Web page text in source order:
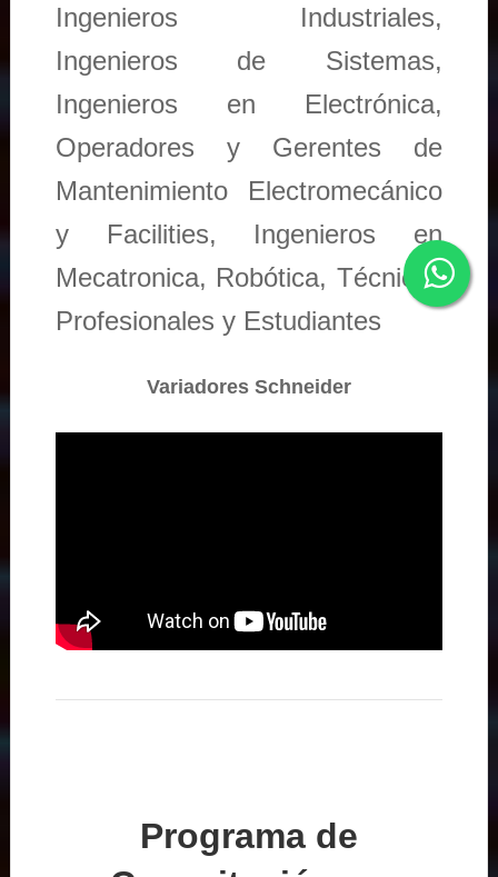
Ingenieros Industriales,
Ingenieros de Sistemas,
Ingenieros en Electrónica,
Operadores y Gerentes de
Mantenimiento Electromecánico
y Facilities, Ingenieros en
Mecatronica, Robótica, Técnicos
Profesionales y Estudiantes
Variadores Schneider
Programa de